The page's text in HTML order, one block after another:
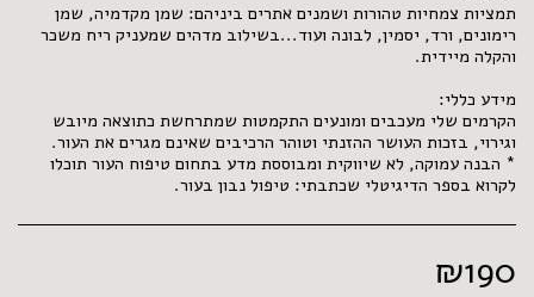
תמציות צמחיות טהורות ושמנים אתרים ביניהם: שמן מקדמיה, שמן
רימונים, ורד, יסמין, לבונה ועוד...בשילוב מדהים שמעניק ריח משכר
הקרמים שלי מעכבים ומונעים התקמטות שמתרחשת כתוצאה מיובש
* הבנה עמוקה, לא שיווקית ומבוססת מדע בתחום טיפוח העור תוכלו
לקרוא בספר הדיגיטלי שכתבתי: טיפול נבון בעור.
₪190